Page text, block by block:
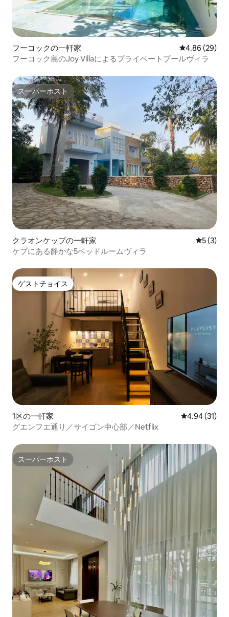
フーコックの一軒家 レビュー29
4.86 (29)
フーコック島のJoy Villaによるプライベートプールヴィラ
スーパーホスト
スーパーホスト
クラオンケップの一軒家 レビュー
5 (3)
ケプにある静かな5ベッドルームヴィラ
ゲストチョイス
ゲストチョイス
1区の一軒家 レビュー31
4.94 (31)
グエンフエ通り／サイゴン中心部／Netflix
スーパーホスト
スーパーホスト